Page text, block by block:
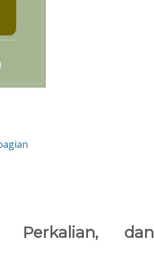
Perkalian, dan